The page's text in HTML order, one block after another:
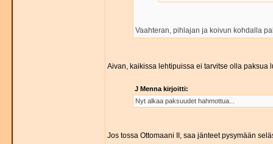
Vaahteran, pihlajan ja koivun kohdalla
Aivan, kaikissa lehtipuissa ei tarvitse olla paksua
J Menna kirjoitti:
Nyt alkaa paksuudet hahmottua...
Jos tossa Ottomaani II, saa jänteet pysymään